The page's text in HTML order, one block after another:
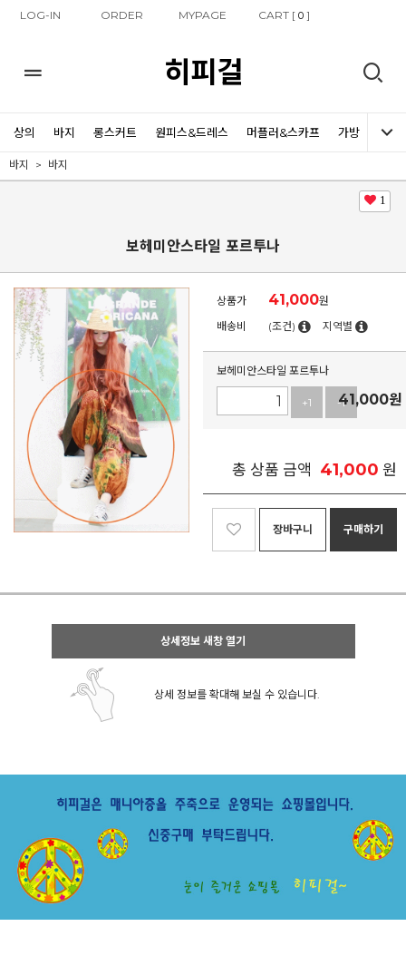
LOG-IN ORDER MYPAGE CART [0 ]
히피걸
상의 바지 롱스커트 원피스&드레스 머플러&스카프 가방 신발
바지 바지
1
보헤미안스타일 포르투나
상품가 41,000원
배송비
(조건) 지역별
보헤미안스타일 포르투나
+1 -1
41,000원
총 상품 금액 41,000 원
장바구니 구매하기
상세정보 새창 열기
상세 정보를 확대해 보실 수 있습니다.